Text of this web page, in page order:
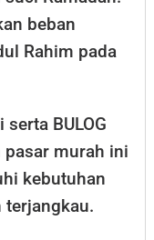
beban
Rahim pada
BULOG
pasar murah ini
kebutuhan
terjangkau.